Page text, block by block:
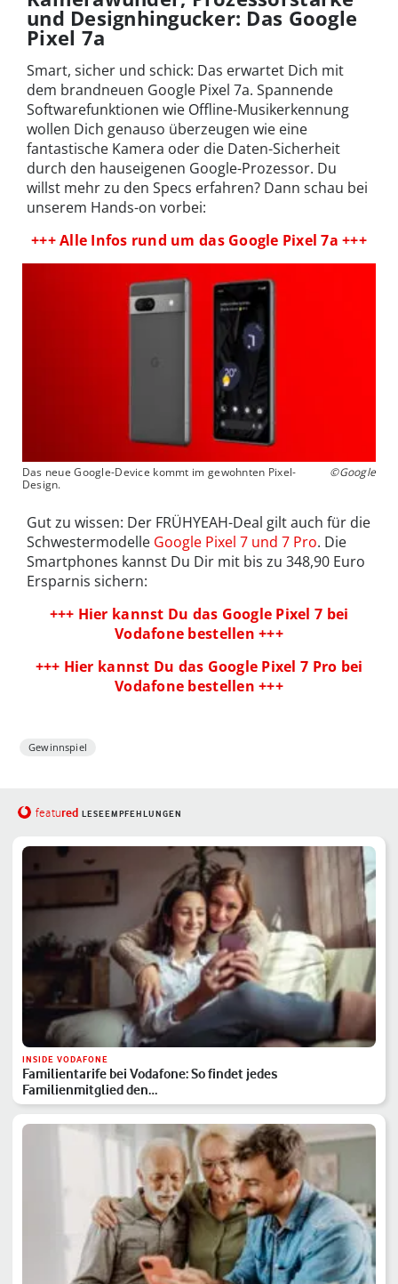
und Designhingucker: Das Google
Pixel 7a
Smart, sicher und schick: Das erwartet Dich mit
dem brandneuen Google Pixel 7a. Spannende
Softwarefunktionen wie Offline-Musikerkennung
wollen Dich genauso überzeugen wie eine
fantastische Kamera oder die Daten-Sicherheit
durch den hauseigenen Google-Prozessor. Du
willst mehr zu den Specs erfahren? Dann schau bei
unserem Hands-on vorbei:
+++ Alle Infos rund um das Google Pixel 7a +++
Das neue Google-Device kommt im gewohnten Pixel-
Design.
©Google
Gut zu wissen: Der FRÜHYEAH-Deal gilt auch für die
Schwestermodelle Google Pixel 7 und 7 Pro. Die
Smartphones kannst Du Dir mit bis zu 348,90 Euro
Ersparnis sichern:
+++ Hier kannst Du das Google Pixel 7 bei
Vodafone bestellen +++
+++ Hier kannst Du das Google Pixel 7 Pro bei
Vodafone bestellen +++
Gewinnspiel
featured LESEEMPFEHLUNGEN
INSIDE VODAFONE
Familientarife bei Vodafone: So findet jedes
Familienmitglied den…